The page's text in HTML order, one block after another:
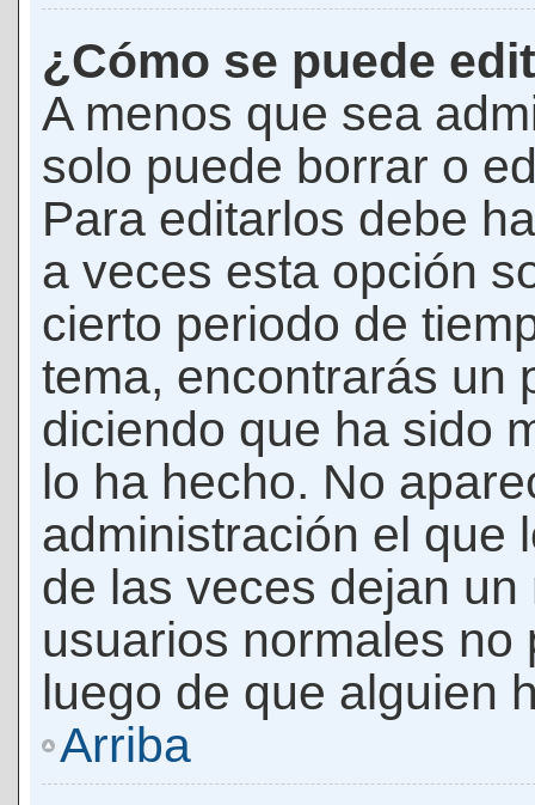
¿Cómo se puede
A menos que sea
solo puede borrar o
Para editarlos debe
a veces esta opción
cierto periodo de
tema, encontrarás un
diciendo que ha sido
lo ha hecho. No
administración el que
de las veces dejan
usuarios normales
luego de que alguien
Arriba